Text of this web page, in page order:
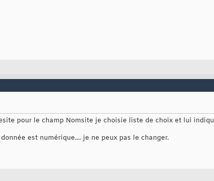
pour le champ Nomsite je choisie liste de choix et lui
est numérique.... je ne peux pas le changer.